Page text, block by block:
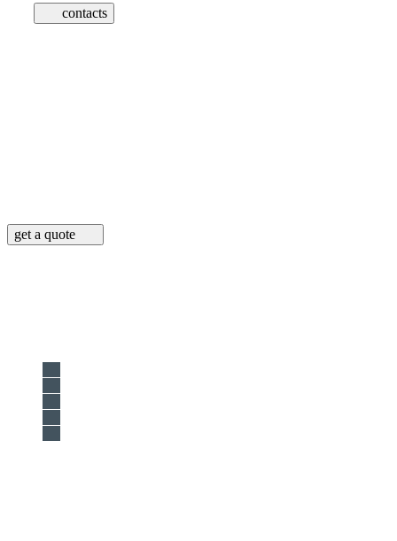
contacts
get a quote